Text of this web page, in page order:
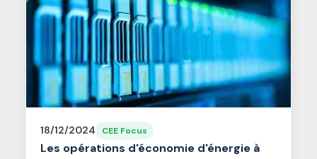
18/12/2024 CEE Focus
Les opérations d'économie d'énergie à